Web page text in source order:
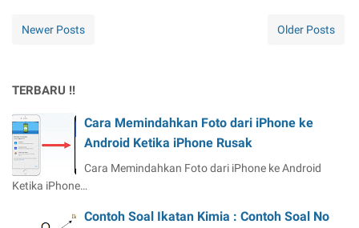
Newer Posts Older Posts
TERBARU !!
Cara Memindahkan Foto dari iPhone ke
Android Ketika iPhone Rusak
Cara Memindahkan Foto dari iPhone ke Android
Ketika iPhone…
Contoh Soal Ikatan Kimia : Contoh Soal No